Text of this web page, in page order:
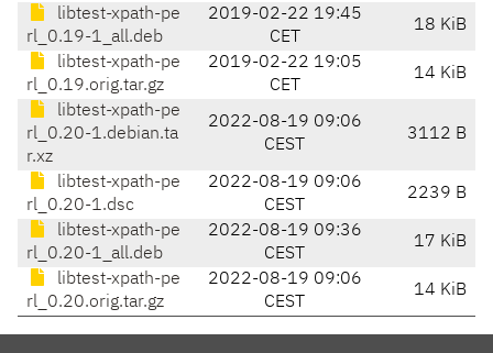
libtest-xpath-pe
rl_0.19-1_all.deb
2019-02-22 19:45
CET
18 KiB
libtest-xpath-pe
rl_0.19.orig.tar.gz
2019-02-22 19:05
CET
14 KiB
libtest-xpath-pe
rl_0.20-1.debian.ta
r.xz
2022-08-19 09:06
CEST
3112 B
libtest-xpath-pe
rl_0.20-1.dsc
2022-08-19 09:06
CEST
2239 B
libtest-xpath-pe
rl_0.20-1_all.deb
2022-08-19 09:36
CEST
17 KiB
libtest-xpath-pe
rl_0.20.orig.tar.gz
2022-08-19 09:06
CEST
14 KiB